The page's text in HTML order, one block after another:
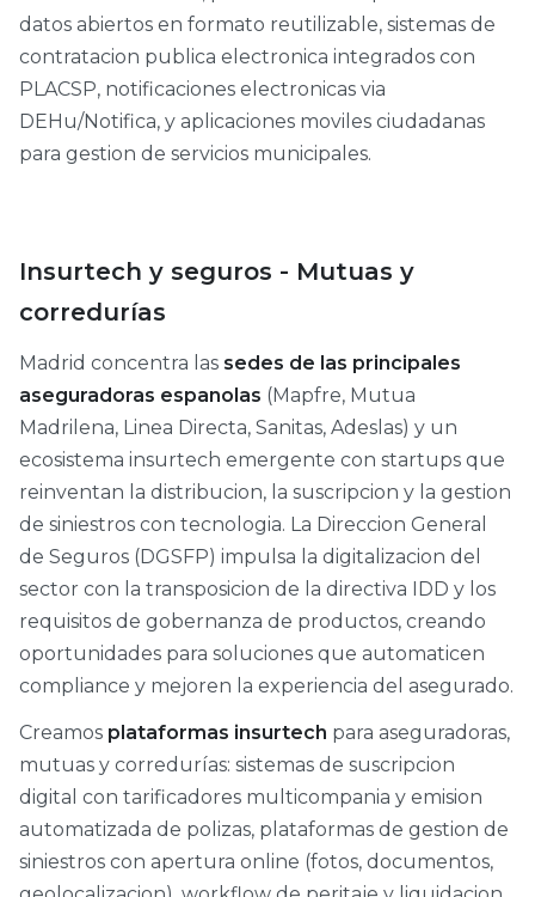
datos abiertos en formato reutilizable, sistemas de
contratacion publica electronica integrados con
PLACSP, notificaciones electronicas via
DEHu/Notifica, y aplicaciones moviles ciudadanas
para gestion de servicios municipales.
Insurtech y seguros - Mutuas y
corredurías
Madrid concentra las sedes de las principales
aseguradoras espanolas (Mapfre, Mutua
Madrilena, Linea Directa, Sanitas, Adeslas) y un
ecosistema insurtech emergente con startups que
reinventan la distribucion, la suscripcion y la gestion
de siniestros con tecnologia. La Direccion General
de Seguros (DGSFP) impulsa la digitalizacion del
sector con la transposicion de la directiva IDD y los
requisitos de gobernanza de productos, creando
oportunidades para soluciones que automaticen
compliance y mejoren la experiencia del asegurado.
Creamos plataformas insurtech para aseguradoras,
mutuas y corredurías: sistemas de suscripcion
digital con tarificadores multicompania y emision
automatizada de polizas, plataformas de gestion de
siniestros con apertura online (fotos, documentos,